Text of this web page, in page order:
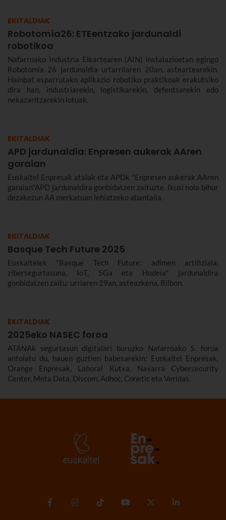
EKITALDIAK
Robotomía26: ETEentzako jardunaldi
robotikoa
Nafarroako Industria Elkartearen (AIN) instalazioetan egingo
Robotomia 26 jardunaldia urtarrilaren 20an, asteartearekin.
Hainbat esparrutako aplikazio robotiko praktikoak erakutsiko
dira han, industriarekin, logistikarekin, defentsarekin edo
nekazaritzarekin lotuak.
EKITALDIAK
APD jardunaldia: Enpresen aukerak AAren
garaian
Euskaltel Enpresak atalak eta APDk "Enpresen aukerak AAren
garaian"APD jardunaldira gonbidatzen zaituzte. Ikusi nola bihur
dezakezun AA merkatuan lehiatzeko abantaila.
EKITALDIAK
Basque Tech Future 2025
Euskaltelek "Basque Tech Future: adimen artifiziala,
zibersegurtasuna, IoT, 5Ga eta Hodeia" jardunaldira
gonbidatzen zaitu: urriaren 29an, asteazkena, Bilbon.
EKITALDIAK
2025eko NASEC foroa
ATANAk segurtasun digitalari buruzko Nafarroako 5. foroa
antolatu du, hauen guztien babesarekin: Euskaltel Enpresak,
Orange Enpresak, Laboral Kutxa, Navarra Cybersecurity
Center, Meta Data, Discom, Adhoc, Conetic eta Veridas.